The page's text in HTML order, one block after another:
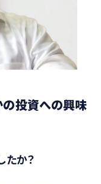
の投資への興味
たか？